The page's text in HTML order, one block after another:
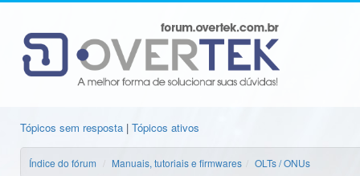
Tópicos sem resposta | Tópicos ativos
Índice do fórum Manuais, tutoriais e firmwares OLTs / ONUs